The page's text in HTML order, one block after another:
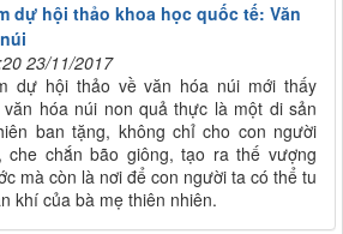
dự hội thảo khoa học quốc tế: Văn
23/11/2017
dự hội thảo về văn hóa núi mới thấy
văn hóa núi non quả thực là một di sản
ban tặng, không chỉ cho con người
che chắn bão giông, tạo ra thế vượng
mà còn là nơi để con người ta có thể tu
khí của bà mẹ thiên nhiên.